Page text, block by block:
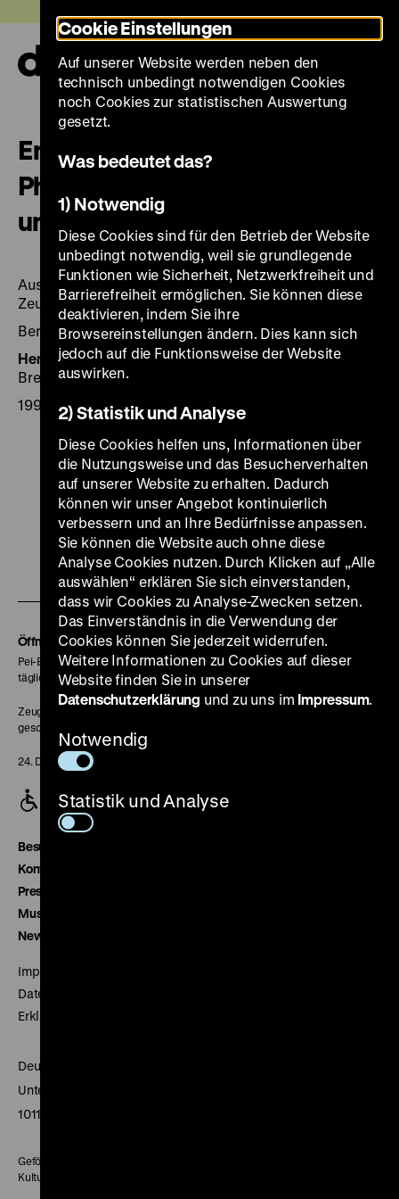
zum
Seiteninhalt
springen
Ende und Anfang:
Photographen in Deutschland
um 1945
Ausstellung Deutsches Historisches Museum, Berlin,
Zeughaus, 19. Mai bis 29. August 1995
Berlin: DHM, 1995. – 224 S.: überw. Ill.
Herausgegeben von: Hrsg.: Klaus Honnef und Ursula
Breymayer
1995
Zu
unserer
Instagram
Seite
Zu
unserer
YouTube
Seite
Zu
unserer
Facebook
Seite
Zu
unserer
LinkedIn
Seite
Zu
Seite
Zu
unserer
Soundcloud
Seite
Öffnungszeiten
Pei-Bau:
täglich 10-18 Uhr
Zeughaus:
geschlossen
24. Dezember geschlossen
Besucherservice
Kontakt
Presse
Museumsverein
Newsletter
Impressum
Datenschutz
Erklärung digitale Barrierefreiheit
Deutsches Historisches Museum
Unter den Linden 2
10117 Berlin
Gefördert mit Mitteln des Beauftragten der Bundesregierung für
Kultur und Medien
Cookie Einstellungen
Auf unserer Website werden neben den
technisch unbedingt notwendigen Cookies
noch Cookies zur statistischen Auswertung
gesetzt.
Was bedeutet das?
1) Notwendig
Diese Cookies sind für den Betrieb der Website
unbedingt notwendig, weil sie grundlegende
Funktionen wie Sicherheit, Netzwerkfreiheit und
Barrierefreiheit ermöglichen. Sie können diese
deaktivieren, indem Sie ihre
Browsereinstellungen ändern. Dies kann sich
jedoch auf die Funktionsweise der Website
auswirken.
2) Statistik und Analyse
Diese Cookies helfen uns, Informationen über
die Nutzungsweise und das Besucherverhalten
auf unserer Website zu erhalten. Dadurch
können wir unser Angebot kontinuierlich
verbessern und an Ihre Bedürfnisse anpassen.
Sie können die Website auch ohne diese
Analyse Cookies nutzen. Durch Klicken auf „Alle
auswählen“ erklären Sie sich einverstanden,
dass wir Cookies zu Analyse-Zwecken setzen.
Das Einverständnis in die Verwendung der
Cookies können Sie jederzeit widerrufen.
Weitere Informationen zu Cookies auf dieser
Website finden Sie in unserer
Datenschutzerklärung und zu uns im Impressum.
Notwendig
Statistik und Analyse